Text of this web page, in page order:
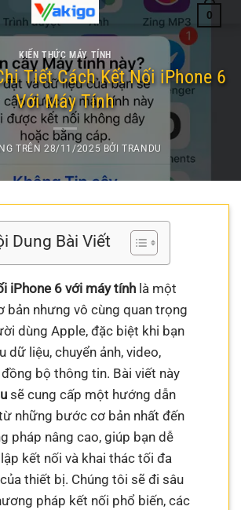
0
KIẾN THỨC MÁY TÍNH
Tiết Cách Kết Nối iPhone 6
Với Máy Tính
TRÊN28/11/2025 BỞITRANDU
Dung Bài Viết
iPhone 6 với máy tính là một
bản nhưng vô cùng quan trọng
dùng Apple, đặc biệt khi bạn
dữ liệu, chuyển ảnh, video,
bộ thông tin. Bài viết này
sẽ cung cấp một hướng dẫn
những bước cơ bản nhất đến
pháp nâng cao, giúp bạn dễ
kết nối và khai thác tối đa
thiết bị. Chúng tôi sẽ đi sâu
pháp kết nối phổ biến, các